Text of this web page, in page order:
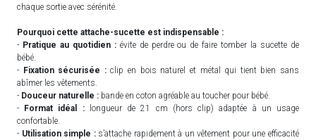
chaque sortie avec sérénité.
Pourquoi cette attache-sucette est indispensable :
- Pratique au quotidien :évite de perdre ou de faire tomber la sucette de
bébé.
- Fixation sécurisée :clip en bois naturel et métal qui tient bien sans
abîmer les vêtements.
- Douceur naturelle : bande en coton agréable au toucher pour bébé.
- Format idéal :longueur de 21 cm (hors clip) adaptée à un usage
confortable.
- Utilisation simple :s’attache rapidement à un vêtement pour une efficacité